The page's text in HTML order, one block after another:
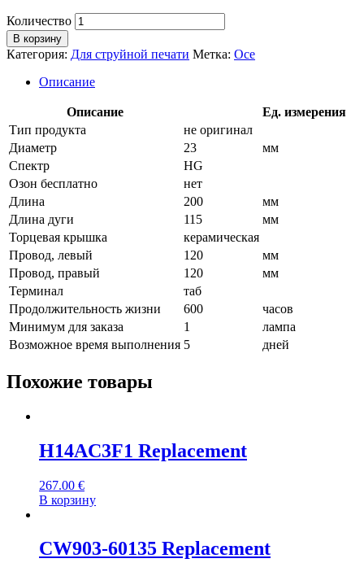
Количество
В корзину
Категория: Для струйной печати Метка: Oce
Описание
Описание
Ед. измерения
Тип продукта
не оригинал
Диаметр
23
мм
Спектр
HG
Озон бесплатно
нет
Длина
200
мм
Длина дуги
115
мм
Торцевая крышка
керамическая
Провод, левый
120
мм
Провод, правый
120
мм
Терминал
таб
Продолжительность жизни
600
часов
Минимум для заказа
1
лампа
Возможное время выполнения 5 дней
Похожие товары
H14AC3F1 Replacement
267.00 €
В корзину
CW903-60135 Replacement